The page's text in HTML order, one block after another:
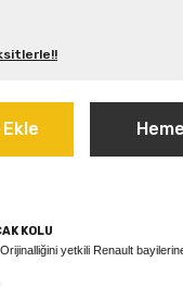
KOLU
yetkili Renault